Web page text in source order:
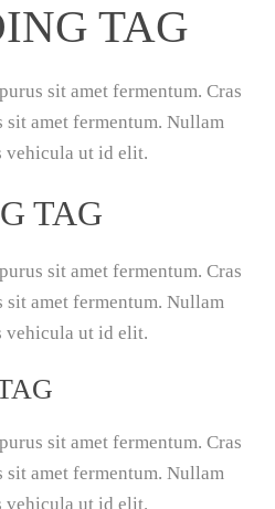
TAG
sit amet fermentum. Cras
sit amet fermentum. Nullam
ut id elit.
TAG
sit amet fermentum. Cras
sit amet fermentum. Nullam
ut id elit.
sit amet fermentum. Cras
sit amet fermentum. Nullam
ut id elit.